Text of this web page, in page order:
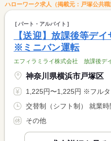
ハローワーク求人（掲載元：戸塚公共職
パート・アルバイト
【送迎】放課後等デイ
※ミニバン運転
エフィラミライ株式会社 放課後
神奈川県横浜市戸塚区
1,225円〜1,225円 ※フルタイム求人の場合は月額（換
その他